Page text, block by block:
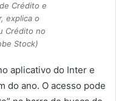
Crédito e
explica o
Crédito no
Stock)
aplicativo do Inter e
do ano. O acesso pode